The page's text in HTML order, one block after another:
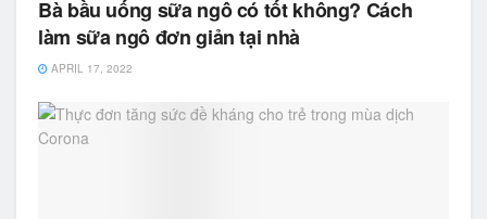
Bà bầu uống sữa ngô có tốt không? Cách
làm sữa ngô đơn giản tại nhà
APRIL 17, 2022